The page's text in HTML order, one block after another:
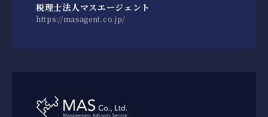
税理士法人マスエージェント
https://masagent.co.jp/